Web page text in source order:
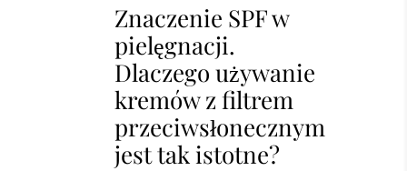
Znaczenie SPF w
pielęgnacji.
Dlaczego używanie
kremów z filtrem
przeciwsłonecznym
jest tak istotne?